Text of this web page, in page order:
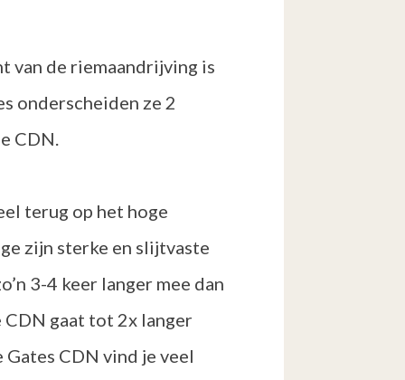
van de riemaandrijving is
onderscheiden ze 2
CDN.
terug op het hoge
zijn sterke en slijtvaste
3-4 keer langer mee dan
gaat tot 2x langer
Gates CDN vind je veel